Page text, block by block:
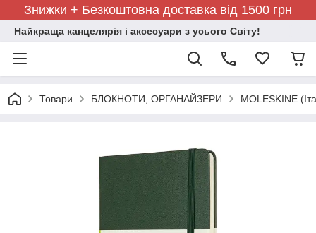
Знижки + Безкоштовна доставка від 1500 грн
Найкраща канцелярія і аксесуари з усього Світу!
Товари БЛОКНОТИ, ОРГАНАЙЗЕРИ MOLESKINE